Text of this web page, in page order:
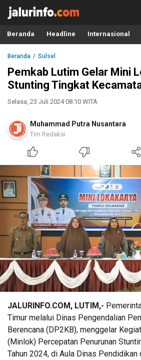
Info Terbaru, Berita Terkini Hari Ini,
Terkini, Akurat dan Terpercaya
Beranda Headline Internasional
Beranda Sulsel
Pemkab Lutim Gelar Mini
Stunting Tingkat
Selasa, 23 Juli 2024 08:10 WITA
Muhammad Putra Nusantara
Tim Redaksi
JALURINFO.COM, LUTIM,-
Timur melalui Dinas Pengendalian
Berencana (DP2KB), menggelar
(Minlok) Percepatan Penurunan
Tahun 2024, di Aula Dinas Pendidikan